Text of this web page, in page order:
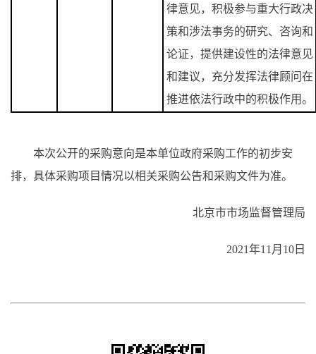
律意见，积极参与重大行政决
策和涉法事务的研究、咨询和
论证，提供建设性的法律意见
和建议，充分发挥法律顾问在
推进依法行政中的积极作用。
本次公开的采购意向是本单位政府采购工作的初步安
排，具体采购项目情况以相关采购公告和采购文件为准。
北京市市场监督管理局
2021年11月10日